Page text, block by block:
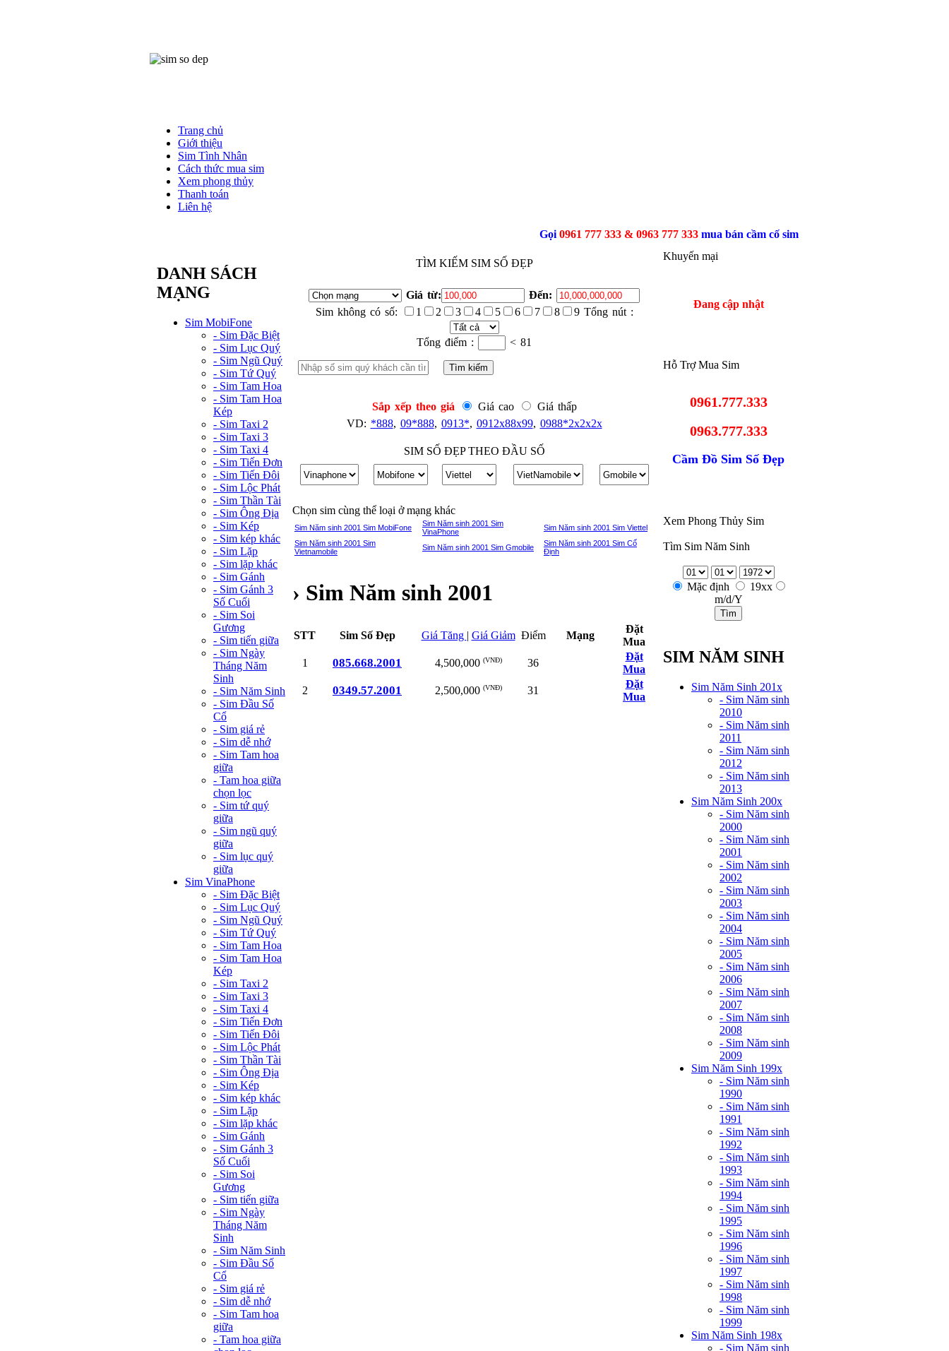
Trang chủ
Giới thiệu
Sim Tình Nhân
Cách thức mua sim
Xem phong thủy
Thanh toán
Liên hệ
0961 777 333 & 0963 777 333 mua bán cầm cố sim số đẹp
DANH SÁCH
MẠNG
Sim MobiFone
- Sim Đặc Biệt
- Sim Lục Quý
- Sim Ngũ Quý
- Sim Tứ Quý
- Sim Tam Hoa
- Sim Tam Hoa
Kép
- Sim Taxi 2
- Sim Taxi 3
- Sim Taxi 4
- Sim Tiến Đơn
- Sim Tiến Đôi
- Sim Lộc Phát
- Sim Thần Tài
- Sim Ông Địa
- Sim Kép
- Sim kép khác
- Sim Lặp
- Sim lặp khác
- Sim Gánh
- Sim Gánh 3
Số Cuối
- Sim Soi
Gương
- Sim tiến giữa
- Sim Ngày
Tháng Năm
Sinh
- Sim Năm Sinh
- Sim Đầu Số
Cổ
- Sim giá rẻ
- Sim dễ nhớ
- Sim Tam hoa
giữa
- Tam hoa giữa
chọn lọc
- Sim tứ quý
giữa
- Sim ngũ quý
giữa
- Sim lục quý
giữa
Sim VinaPhone
- Sim Đặc Biệt
- Sim Lục Quý
- Sim Ngũ Quý
- Sim Tứ Quý
- Sim Tam Hoa
- Sim Tam Hoa
Kép
- Sim Taxi 2
- Sim Taxi 3
- Sim Taxi 4
- Sim Tiến Đơn
- Sim Tiến Đôi
- Sim Lộc Phát
- Sim Thần Tài
- Sim Ông Địa
- Sim Kép
- Sim kép khác
- Sim Lặp
- Sim lặp khác
- Sim Gánh
- Sim Gánh 3
Số Cuối
- Sim Soi
Gương
- Sim tiến giữa
- Sim Ngày
Tháng Năm
Sinh
- Sim Năm Sinh
- Sim Đầu Số
Cổ
- Sim giá rẻ
- Sim dễ nhớ
- Sim Tam hoa
giữa
- Tam hoa giữa
TÌM KIẾM SIM SỐ ĐẸP
Giá từ:
Đến:
Sim không có số:
1 2 3 4 5 6 7 8 9 Tổng nút :
Tổng điểm : < 81
Sắp xếp theo giá Giá cao
Giá thấp
VD: *888, 09*888, 0913*, 0912x88x99, 0988*2x2x2x
SIM SỐ ĐẸP THEO ĐẦU SỐ
Chọn sim cùng thể loại ở mạng khác
Sim Năm sinh 2001 Sim MobiFone
Sim Năm sinh 2001 Sim
VinaPhone
Sim Năm sinh 2001 Sim Viettel
Sim Năm sinh 2001 Sim
Vietnamobile
Sim Năm sinh 2001 Sim Gmobile
Sim Năm sinh 2001 Sim Cố
Định
› Sim Năm sinh 2001
STT Sim Số Đẹp Giá Tăng | Giá Giảm Điểm Mạng
Đặt
Mua
1
085.668.2001 4,500,000 (VNĐ) 36
Đặt
Mua
2
0349.57.2001 2,500,000 (VNĐ) 31
Đặt
Mua
Khuyến mại
Đang cập nhật
Hỗ Trợ Mua Sim
0961.777.333
0963.777.333
Cầm Đồ Sim Số Đẹp
Xem Phong Thủy Sim
Tìm Sim Năm Sinh
Mặc định
19xx
m/d/Y
SIM NĂM SINH
Sim Năm Sinh 201x
- Sim Năm sinh
2010
- Sim Năm sinh
2011
- Sim Năm sinh
2012
- Sim Năm sinh
2013
Sim Năm Sinh 200x
- Sim Năm sinh
2000
- Sim Năm sinh
2001
- Sim Năm sinh
2002
- Sim Năm sinh
2003
- Sim Năm sinh
2004
- Sim Năm sinh
2005
- Sim Năm sinh
2006
- Sim Năm sinh
2007
- Sim Năm sinh
2008
- Sim Năm sinh
2009
Sim Năm Sinh 199x
- Sim Năm sinh
1990
- Sim Năm sinh
1991
- Sim Năm sinh
1992
- Sim Năm sinh
1993
- Sim Năm sinh
1994
- Sim Năm sinh
1995
- Sim Năm sinh
1996
- Sim Năm sinh
1997
- Sim Năm sinh
1998
- Sim Năm sinh
1999
Sim Năm Sinh 198x
- Sim Năm sinh